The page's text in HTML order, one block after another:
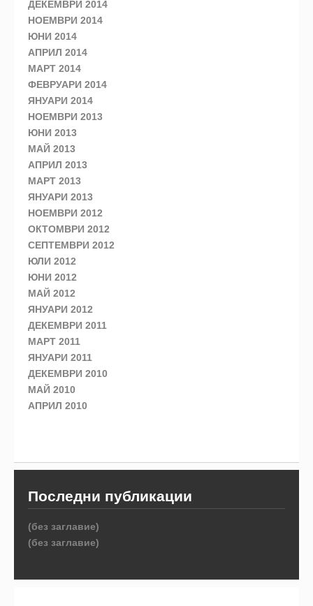
ДЕКЕМВРИ 2014
НОЕМВРИ 2014
ЮНИ 2014
АПРИЛ 2014
МАРТ 2014
ФЕВРУАРИ 2014
ЯНУАРИ 2014
НОЕМВРИ 2013
ЮНИ 2013
МАЙ 2013
АПРИЛ 2013
МАРТ 2013
ЯНУАРИ 2013
НОЕМВРИ 2012
ОКТОМВРИ 2012
СЕПТЕМВРИ 2012
ЮЛИ 2012
ЮНИ 2012
МАЙ 2012
ЯНУАРИ 2012
ДЕКЕМВРИ 2011
МАРТ 2011
ЯНУАРИ 2011
ДЕКЕМВРИ 2010
МАЙ 2010
АПРИЛ 2010
Последни публикации
(без заглавие)
(без заглавие)